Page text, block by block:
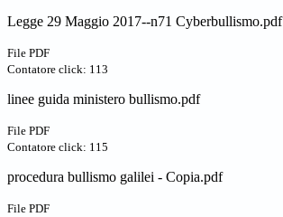
Legge 29 Maggio 2017--n71 Cyberbullismo.pdf
File PDF
Contatore click: 113
linee guida ministero bullismo.pdf
File PDF
Contatore click: 115
procedura bullismo galilei - Copia.pdf
File PDF